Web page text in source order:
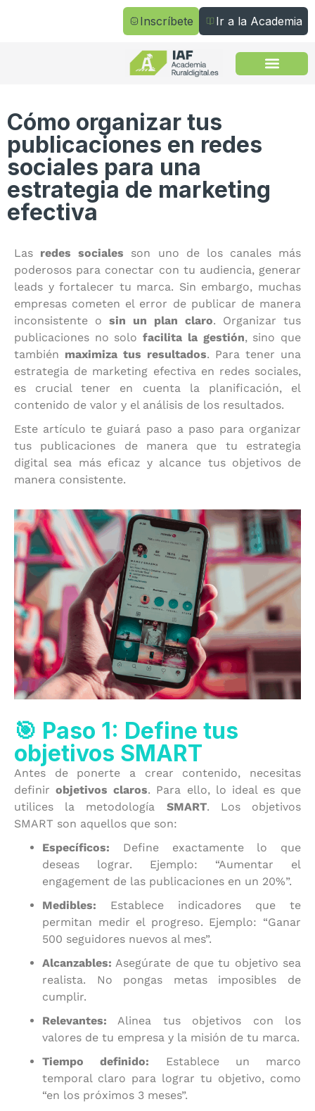
Inscríbete Ir a la Academia
Cómo organizar tus
publicaciones en redes
sociales para una
estrategia de marketing
efectiva
Las redes sociales son uno de los canales más
poderosos para conectar con tu audiencia, generar
leads y fortalecer tu marca. Sin embargo, muchas
empresas cometen el error de publicar de manera
inconsistente o sin un plan claro. Organizar tus
publicaciones no solofacilita la gestión, sino que
también maximiza tus resultados. Para tener una
estrategia de marketing efectiva en redes sociales,
es crucial tener en cuenta la planificación, el
contenido de valor y el análisis de los resultados.
Este artículo te guiará paso a paso para organizar
tus publicaciones de manera que tu estrategia
digital sea más eficaz y alcance tus objetivos de
manera consistente.
🎯 Paso 1: Define tus
objetivos SMART
Antes de ponerte a crear contenido, necesitas
definirobjetivos claros. Para ello, lo ideal es que
utilices la metodología SMART. Los objetivos
SMART son aquellos que son:
Específicos: Define exactamente lo que
deseas lograr. Ejemplo: “Aumentar el
engagement de las publicaciones en un 20%”.
Medibles: Establece indicadores que te
permitan medir el progreso. Ejemplo: “Ganar
500 seguidores nuevos al mes”.
Alcanzables: Asegúrate de que tu objetivo sea
realista. No pongas metas imposibles de
cumplir.
Relevantes: Alinea tus objetivos con los
valores de tu empresa y la misión de tu marca.
Tiempo definido: Establece un marco
temporal claro para lograr tu objetivo, como
“en los próximos 3 meses”.